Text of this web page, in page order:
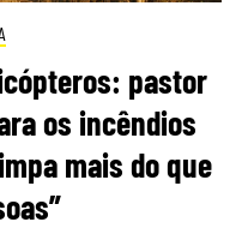
pastor
os incêndios
mais do que